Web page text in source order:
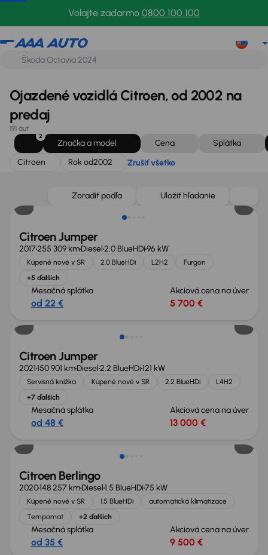
Volajte zadarmo 0800 100 100
Citroen
Ojazdené vozidlá Citroen, od 2002 na
predaj
191 áut
2
Značka a model Cena
Splátka
Citroen
Rok od2002 Zrušiť všetko
Zoradiť podľa Uložiť hľadanie
Zlacnené o 500 €
Citroen Jumper
2017255 309 kmDiesel2.0 BlueHDi96 kW
Kúpené nové v SR 2.0 BlueHDi L2H2
Furgon
+5 ďalších
Mesačná splátka
od 22 €
Akciová cena na úver
5 700 €
Zlacnené o 500 €
Citroen Jumper
2021150 901 kmDiesel2.2 BlueHDi121 kW
Servisná knižka Kúpené nové v SR 2.2 BlueHDi
L4H2
+7 ďalších
Mesačná splátka
od 48 €
Akciová cena na úver
13 000 €
Zlacnené o 1 300 €
Citroen Berlingo
2020148 257 kmDiesel1.5 BlueHDi75 kW
Kúpené nové v SR 1.5 BlueHDi
automatická klimatizace
Tempomat
+2 ďalších
Mesačná splátka
od 35 €
Akciová cena na úver
9 500 €
Zlacnené o 1 500 €